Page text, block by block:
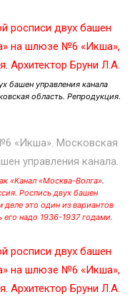
башен управления канала
область. Репродукция.
«Канал «Москва-Волга».
Роспись двух башен
деле это один из вариантов
надо 1936-1937 годами.